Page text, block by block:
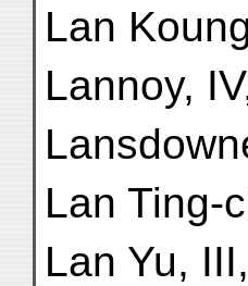
Lan
Lannoy,
Lan Ting-
Lan Yu,